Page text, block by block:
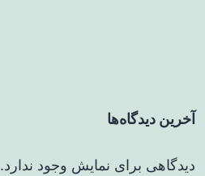
آخرین دیدگاه‌ها
دیدگاهی برای نمایش وجود ندارد.